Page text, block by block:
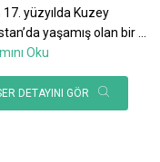
yüzyılda Kuzey
yaşamış olan bir
Oku
DETAYINI GÖR